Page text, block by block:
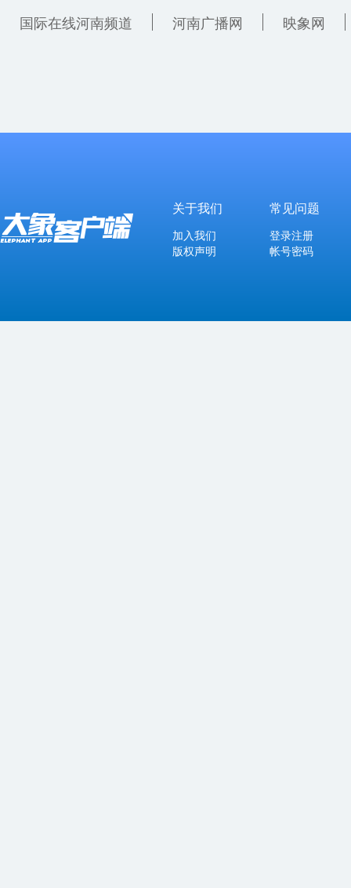
国际在线河南频道
河南广播网 映象网
关于我们
加入我们
版权声明
常见问题
登录注册
帐号密码